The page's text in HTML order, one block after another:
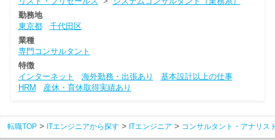
勤務地
東京都
千代田区
業種
専門コンサルタント
特徴
インターネット
海外勤務・出張あり
基本設計以上の仕事
HRM
産休・育休取得実績あり
転職TOP ITエンジニアから探す ITエンジニア コンサルタント・アナリス